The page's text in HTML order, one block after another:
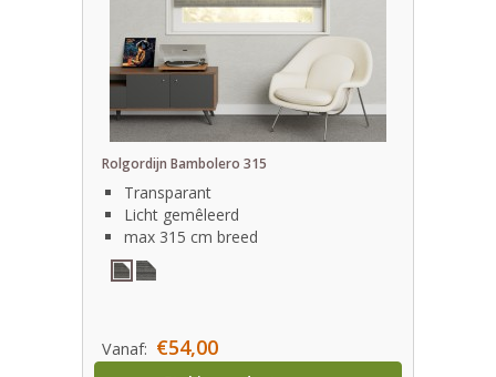
Rolgordijn Bambolero 315
Transparant
Licht gemêleerd
max 315 cm breed
Vanaf: €54,00